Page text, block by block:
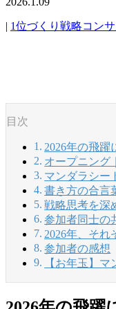
| 1位づくり戦略コン
目次
2026年の飛躍
オープニング
マンダラシー
書き方の合言
戦略思考を深
参加者同士の
2026年、それ
参加者の感想
【お年玉】